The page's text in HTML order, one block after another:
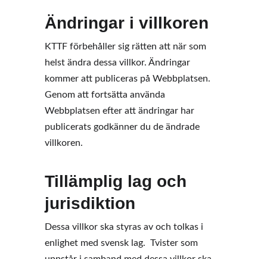
Ändringar i villkoren
KTTF förbehåller sig rätten att när som
helst ändra dessa villkor. Ändringar
kommer att publiceras på Webbplatsen.
Genom att fortsätta använda
Webbplatsen efter att ändringar har
publicerats godkänner du de ändrade
villkoren.
Tillämplig lag och
jurisdiktion
Dessa villkor ska styras av och tolkas i
enlighet med svensk lag.  Tvister som